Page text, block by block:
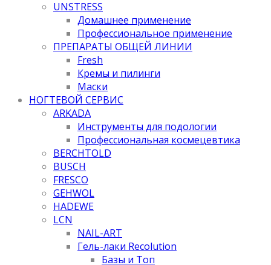
UNSTRESS
Домашнее применение
Профессиональное применение
ПРЕПАРАТЫ ОБЩЕЙ ЛИНИИ
Fresh
Кремы и пилинги
Маски
НОГТЕВОЙ СЕРВИС
ARKADA
Инструменты для подологии
Профессиональная космецевтика
BERCHTOLD
BUSCH
FRESCO
GEHWOL
HADEWE
LCN
NAIL-ART
Гель-лаки Recolution
Базы и Топ